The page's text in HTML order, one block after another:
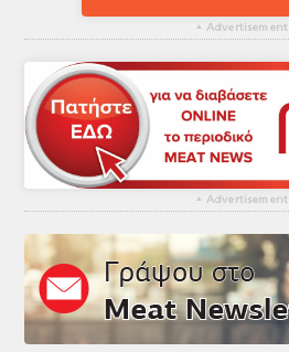
▴ Advertisement
▴ Advertisement